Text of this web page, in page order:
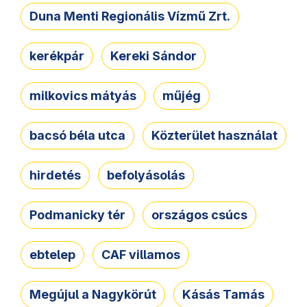
Duna Menti Regionális Vízmű Zrt.
kerékpár Kereki Sándor
milkovics mátyás műjég
bacsó béla utca Közterület használat
hirdetés befolyásolás
Podmanicky tér országos csúcs
ebtelep CAF villamos
Megújul a Nagykörút Kásás Tamás